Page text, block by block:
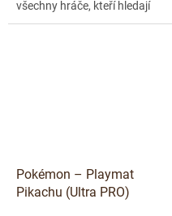
všechny hráče, kteří hledají
kvalitní a stylové herní doplňky.
Pokémon – Playmat
Pikachu (Ultra PRO)